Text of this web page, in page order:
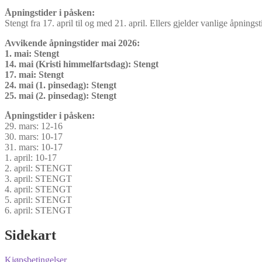
Åpningstider i påsken:
Stengt fra 17. april til og med 21. april. Ellers gjelder vanlige
Avvikende åpningstider mai 2026:
1. mai: Stengt
14. mai (Kristi himmelfartsdag): Stengt
17. mai: Stengt
24. mai (1. pinsedag): Stengt
25. mai (2. pinsedag): Stengt
Åpningstider i påsken:
29. mars: 12-16
30. mars: 10-17
31. mars: 10-17
1. april: 10-17
2. april: STENGT
3. april: STENGT
4. april: STENGT
5. april: STENGT
6. april: STENGT
Sidekart
Kjøpsbetingelser